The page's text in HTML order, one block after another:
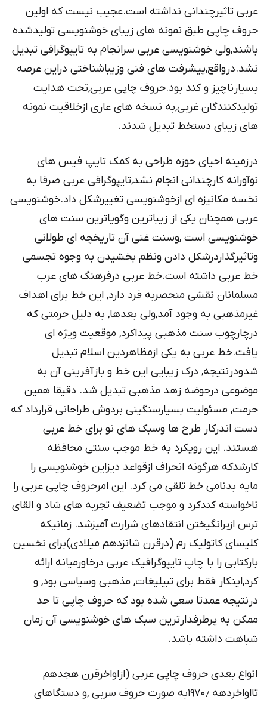
عربی تاثیرچندانی نداشته است.عجیب نیست که اولین
حروف چاپی طبق نمونه های زیبای خوشنویسی تولیدشده
باشند,ولی خوشنویسی عربی سرانجام به تایپوگرافی تبدیل
نشد.درواقع,پیشرفت های فنی وزیباشناختی دراین عرصه
بسیارناچیز و کند بود.حروف چاپی عربی,تحت هدایت
تولیدکنندگان غربی,به نسخه های عاری ازخلاقیت نمونه
های زیبای دستخط تبدیل شدند.
درزمینه احیای حوزه طراحی به کمک تایپ فیس های
نوآورانه کارچندانی انجام نشد,تایپوگرافی عربی صرفا به
نخسه مکانیزه ای ازخوشنویسی تغییرشکل داد.خوشنویسی
عربی همچنان یکی از زیباترین وگویاترین سنت های
خوشنویسی است ,وسنت غنی آن تاریخچه ای طولانی
وتاثیرگذاردرشکل دادن ونظم بخشیدن به وجوه تجسمی
خط عربی داشته است.خط عربی درفرهنگ های عرب
مسلمانان نقشی منحصربه فرد دارد, این خط برای اهداف
غیرمذهبی به وجود آمد,ولی بعدها, به دلیل حرمتی که
درچارچوب سنت مذهبی پیداکرد, موقعیت ویژه ای
یافت.خط عربی به یکی ازمظاهردین اسلام تبدیل
شدودرنتیجه, درک زیبایی این خط و بازآفرینی آن به
موضوعی درحوضه زهد مذهبی تبدیل شد. دقیقا همین
حرمت, مسئولیت بسیارسنگینی بردوش طراحانی قرارداد که
دست اندرکار طرح ها وسبک های نو برای خط عربی
هستند. این رویکرد به خط موجب سنتی محافظه
کارشدکه هرگونه انحراف ازقواعد دیزاین خوشنویسی را
مایه بدنامی خط تلقی می کرد. این امرحروف چاپی عربی را
ناخواسته کندکرد و موجب تضعیف تجربه های شاد و القای
ترس ازبرانگیختن انتقادهای شرارت آمیزشد. زمانیکه
کلیسای کاتولیک رم (درقرن شانزدهم میلادی)برای نخسین
بارکتابی را با چاپ تایپوگرافیک عربی درخاورمیانه ارائه
کرد,اینکار فقط برای تبیلیغات, مذهبی وسیاسی بود, و
درنتیجه عمدتا سعی شده بود که حروف چاپی تا حد
ممکن به پرطرفدارترین سبک های خوشنویسی آن زمان
شباهت داشته باشد.
انواع بعدی حروف چاپی عربی (ازاواخرقرن هجدهم
تااواخردهه ۱۹۷۰٫به صورت حروف سربی ,و دستگاهای